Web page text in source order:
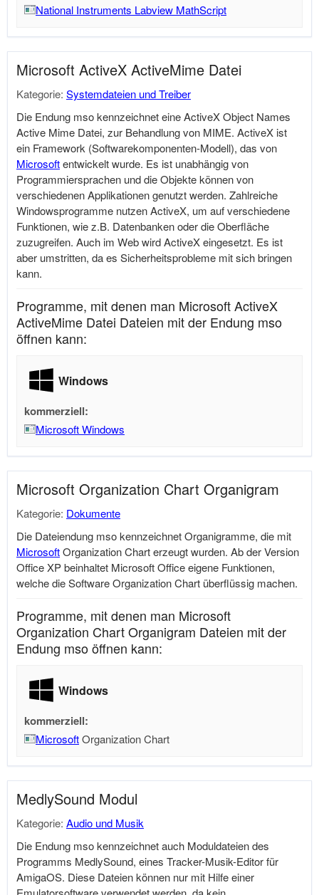
National Instruments Labview MathScript
Microsoft ActiveX ActiveMime Datei
Kategorie: Systemdateien und Treiber
Die Endung mso kennzeichnet eine ActiveX Object Names
Active Mime Datei, zur Behandlung von MIME. ActiveX ist
ein Framework (Softwarekomponenten-Modell), das von
Microsoftentwickelt wurde. Es ist unabhängig von
Programmiersprachen und die Objekte können von
verschiedenen Applikationen genutzt werden. Zahlreiche
Windowsprogramme nutzen ActiveX, um auf verschiedene
Funktionen, wie z.B. Datenbanken oder die Oberfläche
zuzugreifen. Auch im Web wird ActiveX eingesetzt. Es ist
aber umstritten, da es Sicherheitsprobleme mit sich bringen
kann.
Programme, mit denen man Microsoft ActiveX
ActiveMime Datei Dateien mit der Endung mso
öffnen kann:
Windows
kommerziell:
Microsoft Windows
Microsoft Organization Chart Organigram
Kategorie: Dokumente
Die Dateiendung mso kennzeichnet Organigramme, die mit
MicrosoftOrganization Chart erzeugt wurden. Ab der Version
Office XP beinhaltet MicrosoftOffice eigene Funktionen,
welche die Software Organization Chart überflüssig machen.
Programme, mit denen man Microsoft
Organization Chart Organigram Dateien mit der
Endung mso öffnen kann:
Windows
kommerziell:
MicrosoftOrganization Chart
MedlySound Modul
Kategorie: Audio und Musik
Die Endung mso kennzeichnet auch Moduldateien des
Programms MedlySound, eines Tracker-Musik-Editor für
AmigaOS. Diese Dateien können nur mit Hilfe einer